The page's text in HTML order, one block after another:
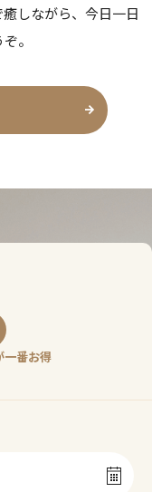
しながら、今日一日
。
一番お得